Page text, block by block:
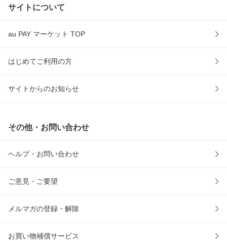
サイトについて
au PAY マーケット TOP
はじめてご利用の方
サイトからのお知らせ
その他・お問い合わせ
ヘルプ・お問い合わせ
ご意見・ご要望
メルマガの登録・解除
お買い物補償サービス